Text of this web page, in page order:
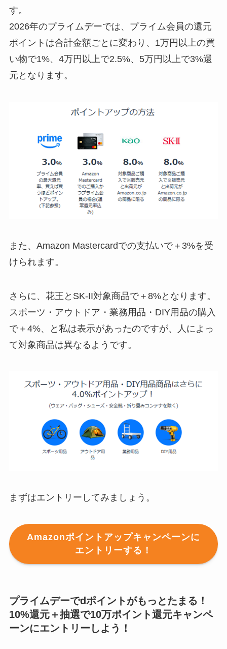
す。
2026年のプライムデーでは、プライム会員の還元
ポイントは合計金額ごとに変わり、1万円以上の買
い物で1%、4万円以上で2.5%、5万円以上で3%還
元となります。
また、Amazon Mastercardでの支払いで＋3%を受
けられます。
さらに、花王とSK-II対象商品で＋8%となります。
スポーツ・アウトドア・業務用品・DIY用品の購入
で＋4%、と私は表示があったのですが、人によっ
て対象商品は異なるようです。
まずはエントリーしてみましょう。
Amazonポイントアップキャンペーンに
エントリーする！
プライムデーでdポイントがもっとたまる！
10%還元＋抽選で10万ポイント還元キャンペ
ーンにエントリーしよう！